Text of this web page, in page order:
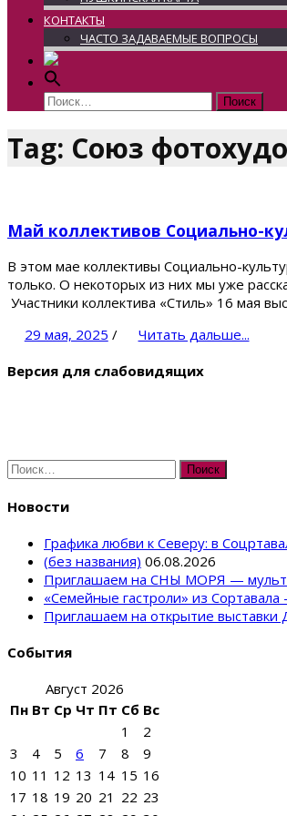
КОНТАКТЫ
ЧАСТО ЗАДАВАЕМЫЕ ВОПРОСЫ
Найти:
Tag: Союз
Май коллективов Социально-
В этом мае коллективы Социально-
только. О некоторых из них мы уже
Участники коллектива «Стиль» 16 мая
29 мая, 2025 /
Читать дальше...
Версия для слабовидящих
Найти:
Новости
Графика любви к Северу: в
(без названия) 06.08.2026
Приглашаем на СНЫ МОРЯ —
«Семейные гастроли» из
Приглашаем на открытие выставки
События
Август 2026
Пн Вт Ср Чт Пт Сб Вс
1
2
3
4 5 6 7 8
9
10 11 12 13 14 15 16
17 18 19 20 21 22 23